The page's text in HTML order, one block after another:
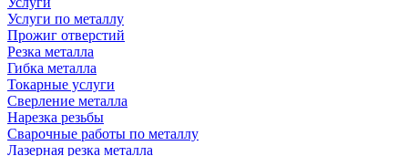
Услуги по металлу
Прожиг отверстий
Резка металла
Гибка металла
Токарные услуги
Сверление металла
Нарезка резьбы
Сварочные работы по металлу
Лазерная резка металла